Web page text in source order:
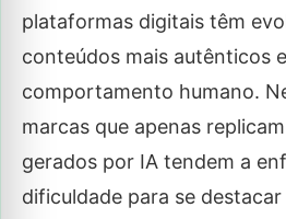
plataformas digitais têm
conteúdos mais autênticos
comportamento humano.
marcas que apenas
gerados por IA tendem a
dificuldade para se